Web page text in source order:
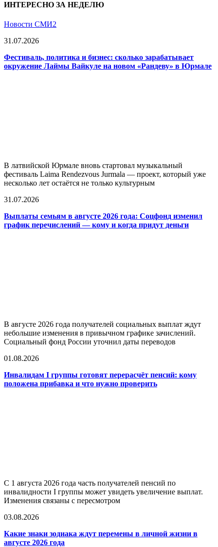
ИНТЕРЕСНО ЗА НЕДЕЛЮ
Новости СМИ2
31.07.2026
Фестиваль, политика и бизнес: сколько зарабатывает
окружение Лаймы Вайкуле на новом «Рандеву» в Юрмале
В латвийской Юрмале вновь стартовал музыкальный
фестиваль Laima Rendezvous Jurmala — проект, который уже
несколько лет остаётся не только культурным
31.07.2026
Выплаты семьям в августе 2026 года: Соцфонд изменил
график перечислений — кому и когда придут деньги
В августе 2026 года получателей социальных выплат ждут
небольшие изменения в привычном графике зачислений.
Социальный фонд России уточнил даты переводов
01.08.2026
Инвалидам I группы готовят перерасчёт пенсий: кому
положена прибавка и что нужно проверить
С 1 августа 2026 года часть получателей пенсий по
инвалидности I группы может увидеть увеличение выплат.
Изменения связаны с пересмотром
03.08.2026
Какие знаки зодиака ждут перемены в личной жизни в
августе 2026 года